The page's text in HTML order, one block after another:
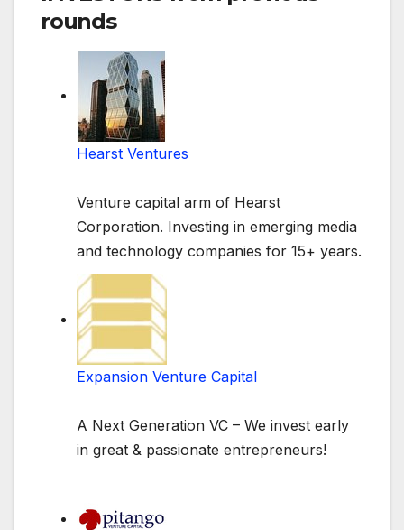
rounds
Hearst Ventures
Venture capital arm of Hearst
Corporation. Investing in emerging media
and technology companies for 15+ years.
Expansion Venture Capital
A Next Generation VC – We invest early
in great & passionate entrepreneurs!